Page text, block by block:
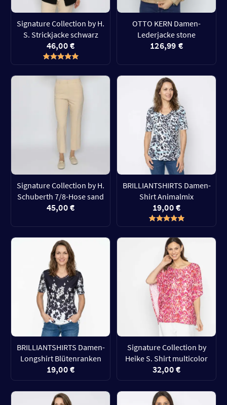
Signature Collection by H.
S. Strickjacke schwarz
46,00 €
OTTO KERN Damen-
Lederjacke stone
126,99 €
Signature Collection by H.
Schuberth 7/8-Hose sand
45,00 €
BRILLIANTSHIRTS Damen-
Shirt Animalmix
19,00 €
BRILLIANTSHIRTS Damen-
Longshirt Blütenranken
19,00 €
Signature Collection by
Heike S. Shirt multicolor
32,00 €